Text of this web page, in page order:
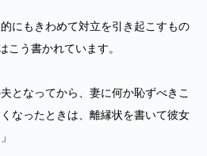
にもきわめて対立を引き起こすもの
こう書かれています。
となってから、妻に何か恥ずべきこ
なったときは、離縁状を書いて彼女